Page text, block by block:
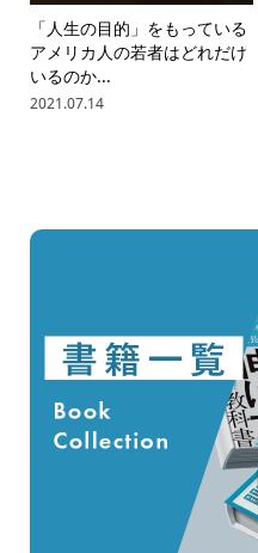
「人生の目的」をもっている
アメリカ人の若者はどれだけ
いるのか...
2021.07.14